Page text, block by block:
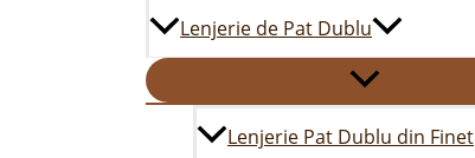
Lenjerie de Pat Dublu
Lenjerie Pat Dublu din Finet